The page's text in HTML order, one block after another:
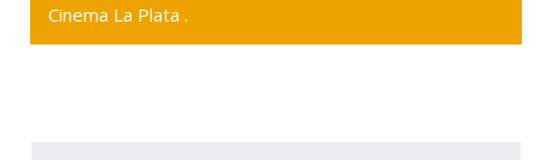
Cinema La Plata .